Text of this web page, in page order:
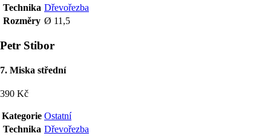
Technika Dřevořezba
Rozměry Ø 11,5
Petr Stibor
7. Miska střední
390 Kč
Kategorie Ostatní
Technika Dřevořezba